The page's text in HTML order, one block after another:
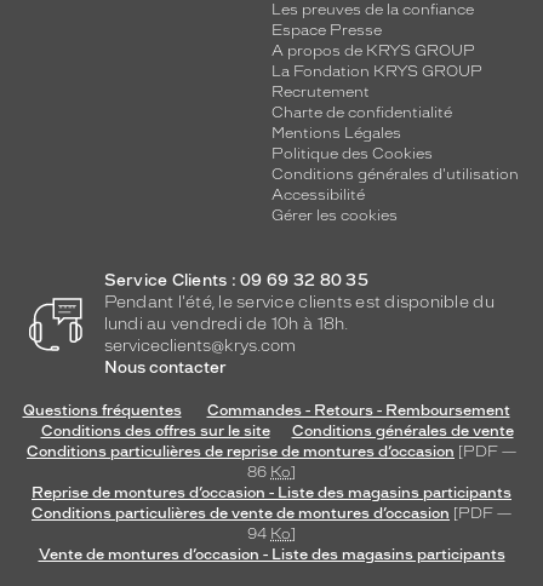
Les preuves de la confiance
Espace Presse
A propos de KRYS GROUP
La Fondation KRYS GROUP
Recrutement
Charte de confidentialité
Mentions Légales
Politique des Cookies
Conditions générales d'utilisation
Accessibilité
Gérer les cookies
Service Clients : 09 69 32 80 35
Pendant l'été, le service clients est disponible du
lundi au vendredi de 10h à 18h.
serviceclients@krys.com
Nous contacter
Questions fréquentes
Commandes - Retours - Remboursement
Conditions des offres sur le site
Conditions générales de vente
Conditions particulières de reprise de montures d’occasion [PDF —
86 Ko]
Reprise de montures d’occasion - Liste des magasins participants
Conditions particulières de vente de montures d’occasion [PDF —
94 Ko]
Vente de montures d’occasion - Liste des magasins participants